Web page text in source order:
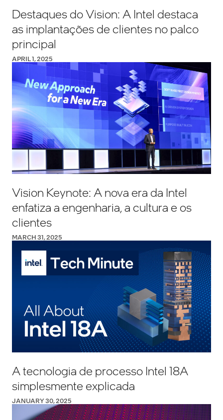
Destaques do Vision: A Intel destaca
as implantações de clientes no palco
principal
APRIL 1, 2025
Vision Keynote: A nova era da Intel
enfatiza a engenharia, a cultura e os
clientes
MARCH 31, 2025
A tecnologia de processo Intel 18A
simplesmente explicada
JANUARY 30, 2025